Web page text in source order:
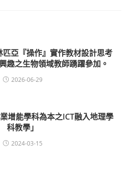
匹亞『操作』實作教材設計思考
趣之生物領域教師踴躍參加。
2026-06-29
增能學科為本之ICT融入地理學
科教學」
2024-03-15